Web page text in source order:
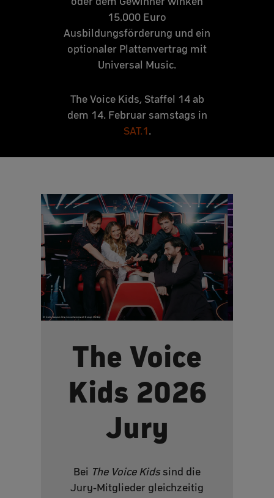
15.000 Euro
Ausbildungsförderung und ein
optionaler Plattenvertrag mit
Universal Music.
The Voice Kids, Staffel 14 ab
dem 14. Februar samstags in
SAT.1.
The Voice
Kids 2026
Jury
Bei The Voice Kids sind die
Jury-Mitglieder gleichzeitig